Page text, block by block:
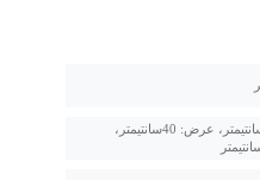
طول: 88سانتیمتر، عرض: 40سانتیمتر،